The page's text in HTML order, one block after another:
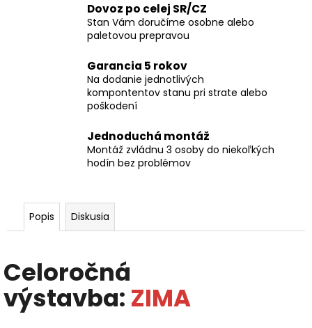
Dovoz po celej SR/CZ
Stan Vám doručíme osobne alebo
paletovou prepravou
Garancia 5 rokov
Na dodanie jednotlivých
kompontentov stanu pri strate alebo
poškodení
Jednoduchá montáž
Montáž zvládnu 3 osoby do niekoľkých
hodín bez problémov
Popis Diskusia
Celoročná
výstavba: ZIMA